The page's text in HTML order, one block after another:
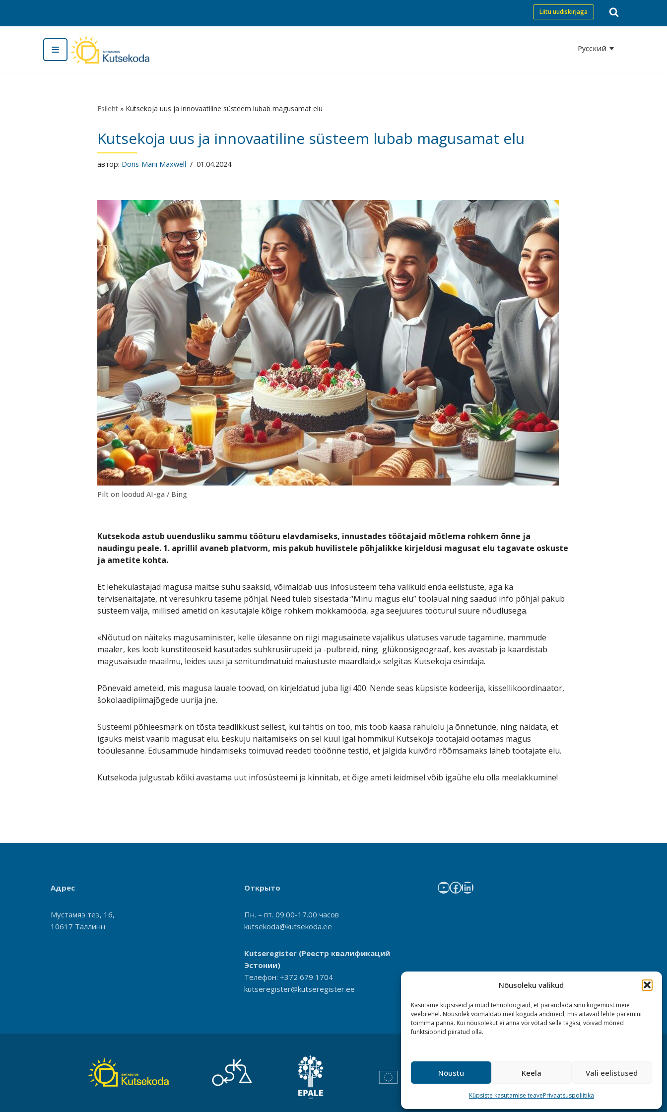
Nõusoleku valikud
Kasutame küpsiseid ja muid tehnoloogiaid, et parandada sinu kogemust meie
veebilehel. Nõusolek võimaldab meil koguda andmeid, mis aitavad lehte paremini
toimima panna. Kui nõusolekut ei anna või võtad selle tagasi, võivad mõned
funktsioonid piiratud olla.
Nõustu Keela Vali eelistused
Küpsiste kasutamise teavePrivaatsuspoliitika
Перейти
содержимому
Liitu uudiskirjaga
Русский
Esileht» Kutsekoja uus ja innovaatiline süsteem lubab magusamat elu
Kutsekoja uus ja innovaatiline süsteem lubab magusamat elu
автор: Doris-Marii Maxwell 01.04.2024
Pilt on loodud AI-ga / Bing
Kutsekoda astub uuendusliku sammu tööturu elavdamiseks, innustades töötajaid mõtlema rohkem õnne ja
naudingu peale. 1. aprillil avaneb platvorm, mis pakub huvilistele põhjalikke kirjeldusi magusat elu tagavate oskuste
ja ametite kohta.
Et lehekülastajad magusa maitse suhu saaksid, võimaldab uus infosüsteem teha valikuid enda eelistuste, aga ka
tervisenäitajate, nt veresuhkru taseme põhjal. Need tuleb sisestada “Minu magus elu” töölaual ning saadud info põhjal pakub
süsteem välja, millised ametid on kasutajale kõige rohkem mokkamööda, aga seejuures tööturul suure nõudlusega.
«Nõutud on näiteks magusaminister, kelle ülesanne on riigi magusainete vajalikus ulatuses varude tagamine, mammude
maaler, kes loob kunstiteoseid kasutades suhkrusiirupeid ja -pulbreid, ning glükoosigeograaf, kes avastab ja kaardistab
magusaisude maailmu, leides uusi ja senitundmatuid maiustuste maardlaid,» selgitas Kutsekoja esindaja.
Põnevaid ameteid, mis magusa lauale toovad, on kirjeldatud juba ligi 400. Nende seas küpsiste kodeerija, kissellikoordinaator,
šokolaadipiimajõgede uurija jne.
Süsteemi põhieesmärk on tõsta teadlikkust sellest, kui tähtis on töö, mis toob kaasa rahulolu ja õnnetunde, ning näidata, et
igaüks meist väärib magusat elu. Eeskuju näitamiseks on sel kuul igal hommikul Kutsekoja töötajaid ootamas magus
tööülesanne. Edusammude hindamiseks toimuvad reedeti tööõnne testid, et jälgida kuivõrd rõõmsamaks läheb töötajate elu.
Kutsekoda julgustab kõiki avastama uut infosüsteemi ja kinnitab, et õige ameti leidmisel võib igaühe elu olla meelakkumine!
Адрес
Мустамяэ теэ, 16,
10617 Таллинн
Открыто
Пн. – пт. 09.00-17.00 часов
kutsekoda@kutsekoda.ee
Kutseregister (Реестр квалификаций
Эстонии)
Телефон: +372 679 1704
kutseregister@kutseregister.ee